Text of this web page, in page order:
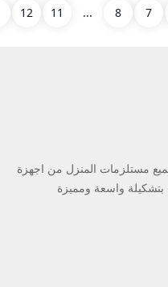
مستلزمات المنزل من اجهزة
واسعة ومميزة